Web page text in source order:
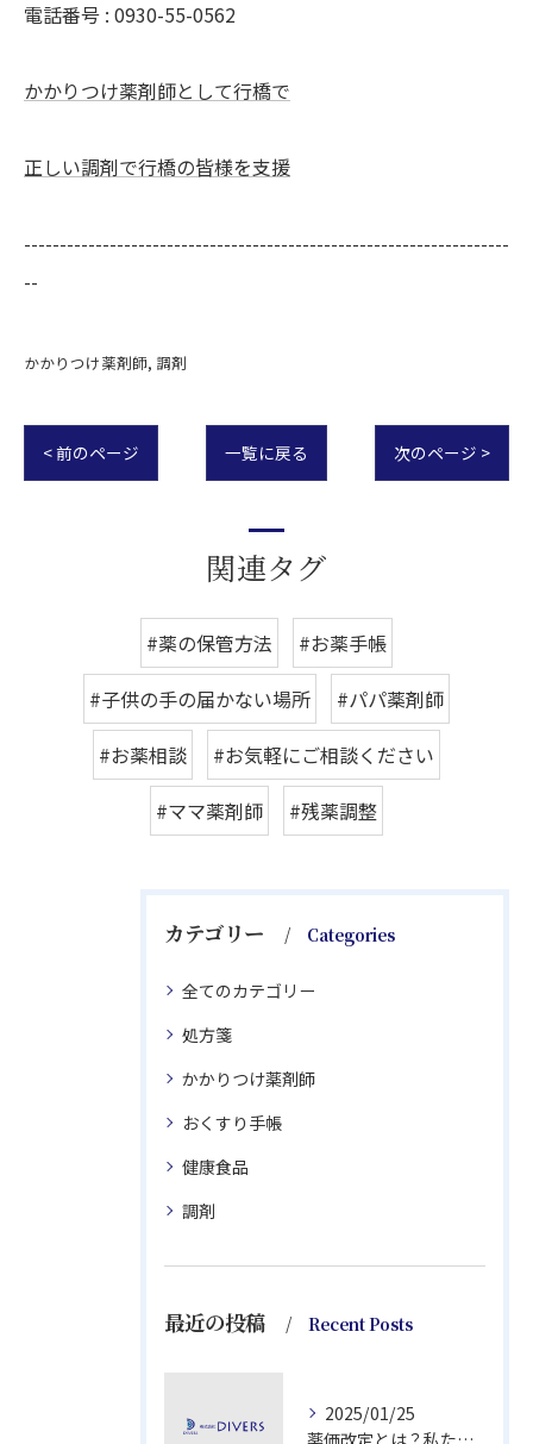
電話番号 : 0930-55-0562
かかりつけ薬剤師として行橋で
正しい調剤で行橋の皆様を支援
--------------------------------------------------------------------
--
かかりつけ薬剤師 調剤
< 前のページ 一覧に戻る 次のページ >
関連タグ
#薬の保管方法
#お薬手帳
#子供の手の届かない場所
#パパ薬剤師
#お薬相談
#お気軽にご相談ください
#ママ薬剤師
#残薬調整
カテゴリー Categories
全てのカテゴリー
処方箋
かかりつけ薬剤師
おくすり手帳
健康食品
調剤
最近の投稿 Recent Posts
2025/01/25
薬価改定とは？私たちの医療費への影響と賢く薬を選ぶための３つのポイント